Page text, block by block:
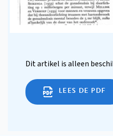
Dit artikel is alleen
LEES DE PDF